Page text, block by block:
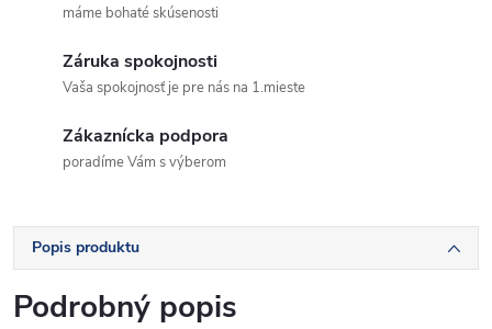
máme bohaté skúsenosti
Záruka spokojnosti
Vaša spokojnosť je pre nás na 1.mieste
Zákaznícka podpora
poradíme Vám s výberom
Popis produktu
Podrobný popis